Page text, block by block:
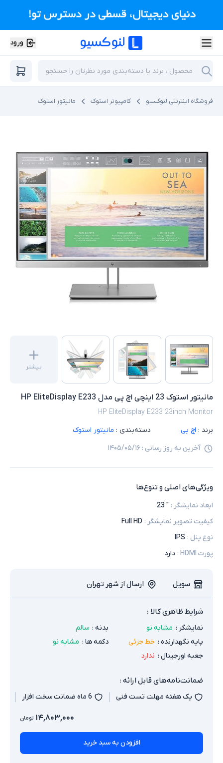
ورود
فروشگاه اینترنتی لنوکسیو کامپیوتر استوک مانیتور استوک
بیشتر
مانیتور استوک 23 اینچی اچ پی مدل HP EliteDisplay E233
HP EliteDisplay E233 23inch Monitor
برند : اچ پی دسته‌بندی : مانیتور استوک
آخرین به روز رسانی : ۱۴۰۵/۰۵/۱۶
ویژگی‌های اصلی و تنوع‌ها
ابعاد نمایشگر :
" 23
کیفیت تصویر نمایشگر :
Full HD
نوع پنل :
IPS
پورت HDMI
: دارد
سویل ارسال از شهر تهران
شرایط ظاهری کالا :
نمایشگر : مشابه نو بدنه : سالم
پایه نگهدارنده : خط جزئی دکمه ها : مشابه نو
جعبه اورجینال : ندارد
ضمانت‌نامه‌های قابل ارائه :
یک هفته مهلت تست فنی 6 ماه ضمانت سخت افزار
۱۴,۸۰۳,۰۰۰ تومان
افزودن به سبد خرید